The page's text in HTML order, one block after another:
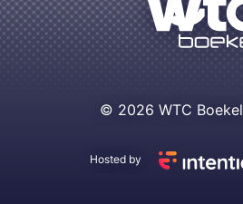
© 2026 WTC Boekel
Hosted by